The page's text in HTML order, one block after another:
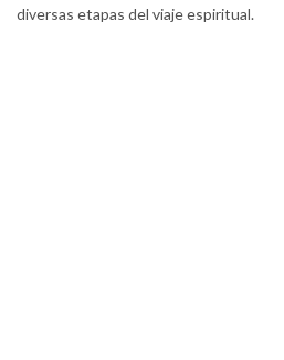
diversas etapas del viaje espiritual.